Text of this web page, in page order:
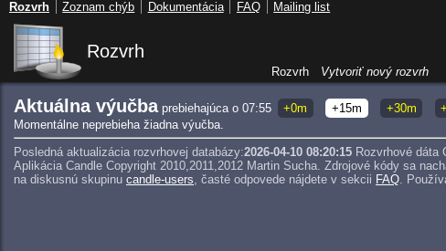
Rozvrh
Aktuálna výučbaprebiehajúca o 07:55 +0m +15m +30m
Momentálne neprebieha žiadna výučba.
Posledná aktualizácia rozvrhovej databázy:2026-04-10 08:20:15 Rozvrhové dáta
Aplikácia Candle Copyright 2010,2011,2012 Martin Sucha. Zdrojové kódy sa
na diskusnú skupinu candle-users, časté odpovede nájdete v sekcii FAQ.
Rozvrh Vytvoriť nový rozvrh
Rozvrh Zoznam chýb Dokumentácia FAQ Mailing list